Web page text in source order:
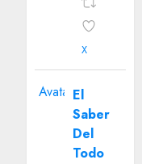
X
Avatar El
Saber
Del
Todo